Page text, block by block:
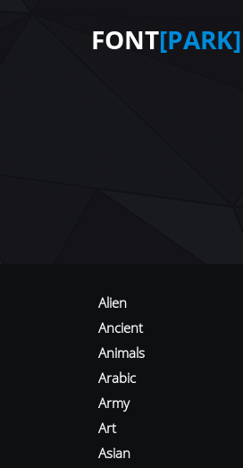
FONT[PARK]
Alien
Ancient
Animals
Arabic
Army
Art
Asian